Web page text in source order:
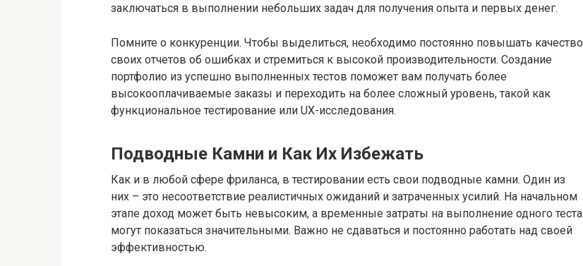
заключаться в выполнении небольших задач для получения опыта и первых денег.
Помните о конкуренции. Чтобы выделиться, необходимо постоянно повышать качество
своих отчетов об ошибках и стремиться к высокой производительности. Создание
портфолио из успешно выполненных тестов поможет вам получать более
высокооплачиваемые заказы и переходить на более сложный уровень, такой как
функциональное тестирование или UX-исследования.
Подводные Камни и Как Их Избежать
Как и в любой сфере фриланса, в тестировании есть свои подводные камни. Один из
них – это несоответствие реалистичных ожиданий и затраченных усилий. На начальном
этапе доход может быть невысоким, а временные затраты на выполнение одного теста
могут показаться значительными. Важно не сдаваться и постоянно работать над своей
эффективностью.